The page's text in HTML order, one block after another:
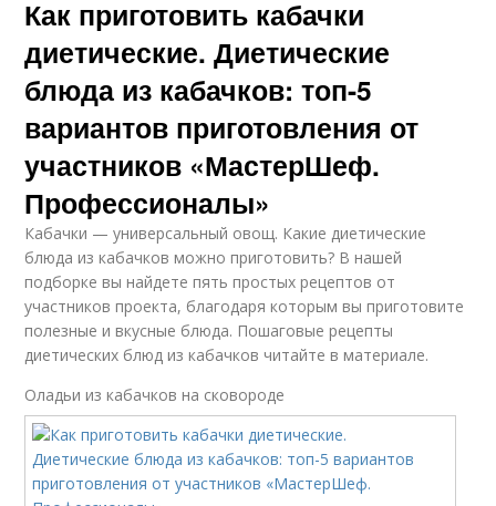
Как приготовить кабачки
диетические. Диетические
блюда из кабачков: топ-5
вариантов приготовления от
участников «МастерШеф.
Профессионалы»
Кабачки — универсальный овощ. Какие диетические
блюда из кабачков можно приготовить? В нашей
подборке вы найдете пять простых рецептов от
участников проекта, благодаря которым вы приготовите
полезные и вкусные блюда. Пошаговые рецепты
диетических блюд из кабачков читайте в материале.
Оладьи из кабачков на сковороде